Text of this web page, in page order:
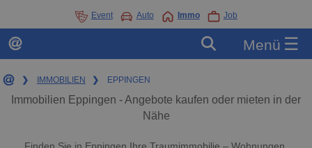
Event Auto Immo Job
Menü ☰
❯ IMMOBILIEN ❯ EPPINGEN
Immobilien Eppingen - Angebote kaufen oder mieten in der
Nähe